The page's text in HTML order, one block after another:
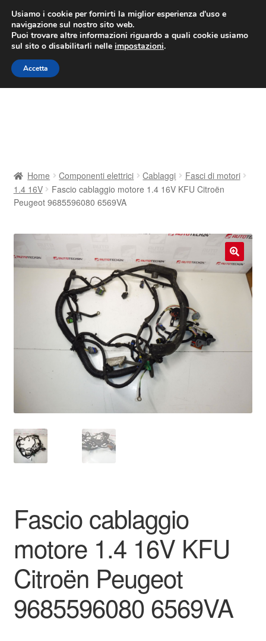
CONSEGNA da 7 EUR
Lun-Ven 9:00 - 16:00/800 580 290
Vai
alla
navigazione
Vai
al
contenuto
Consegna
Il mio account
Politica sulla riservatezza
Procedura di Reclamo
Registratore di cassa
Rimostranza
Spedizione in tutto il mondo
Home Componenti elettrici Cablaggi
Fasci di motori
1.4 16V
Fascio cablaggio motore 1.4 16V KFU Citroën
Peugeot 9685596080 6569VA
🔍
Fascio cablaggio
motore 1.4 16V KFU
Citroën Peugeot
9685596080 6569VA
Usiamo i cookie per fornirti la miglior esperienza d'uso e
navigazione sul nostro sito web.
Puoi trovare altre informazioni riguardo a quali cookie usiamo
sul sito o disabilitarli nelle impostazioni.
Accetta